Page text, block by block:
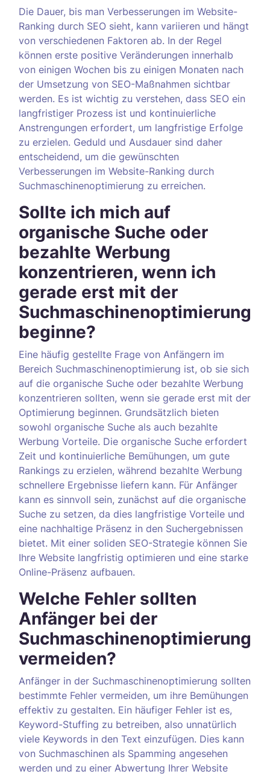
Die Dauer, bis man Verbesserungen im Website-
Ranking durch SEO sieht, kann variieren und hängt
von verschiedenen Faktoren ab. In der Regel
können erste positive Veränderungen innerhalb
von einigen Wochen bis zu einigen Monaten nach
der Umsetzung von SEO-Maßnahmen sichtbar
werden. Es ist wichtig zu verstehen, dass SEO ein
langfristiger Prozess ist und kontinuierliche
Anstrengungen erfordert, um langfristige Erfolge
zu erzielen. Geduld und Ausdauer sind daher
entscheidend, um die gewünschten
Verbesserungen im Website-Ranking durch
Suchmaschinenoptimierung zu erreichen.
Sollte ich mich auf
organische Suche oder
bezahlte Werbung
konzentrieren, wenn ich
gerade erst mit der
Suchmaschinenoptimierung
beginne?
Eine häufig gestellte Frage von Anfängern im
Bereich Suchmaschinenoptimierung ist, ob sie sich
auf die organische Suche oder bezahlte Werbung
konzentrieren sollten, wenn sie gerade erst mit der
Optimierung beginnen. Grundsätzlich bieten
sowohl organische Suche als auch bezahlte
Werbung Vorteile. Die organische Suche erfordert
Zeit und kontinuierliche Bemühungen, um gute
Rankings zu erzielen, während bezahlte Werbung
schnellere Ergebnisse liefern kann. Für Anfänger
kann es sinnvoll sein, zunächst auf die organische
Suche zu setzen, da dies langfristige Vorteile und
eine nachhaltige Präsenz in den Suchergebnissen
bietet. Mit einer soliden SEO-Strategie können Sie
Ihre Website langfristig optimieren und eine starke
Online-Präsenz aufbauen.
Welche Fehler sollten
Anfänger bei der
Suchmaschinenoptimierung
vermeiden?
Anfänger in der Suchmaschinenoptimierung sollten
bestimmte Fehler vermeiden, um ihre Bemühungen
effektiv zu gestalten. Ein häufiger Fehler ist es,
Keyword-Stuffing zu betreiben, also unnatürlich
viele Keywords in den Text einzufügen. Dies kann
von Suchmaschinen als Spamming angesehen
werden und zu einer Abwertung Ihrer Website